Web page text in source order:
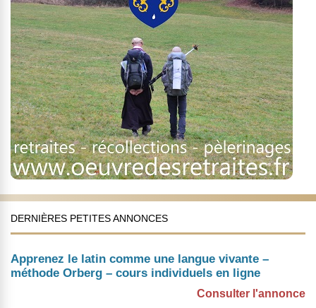
DERNIÈRES PETITES ANNONCES
Apprenez le latin comme une langue vivante –
méthode Orberg – cours individuels en ligne
Consulter l'annonce